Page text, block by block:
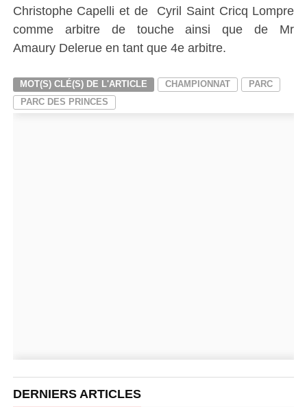
Christophe Capelli et de Cyril Saint Cricq Lompre
comme arbitre de touche ainsi que de Mr
Amaury Delerue en tant que 4e arbitre.
MOT(S) CLÉ(S) DE L'ARTICLE CHAMPIONNAT
PARC
PARC DES PRINCES
DERNIERS ARTICLES